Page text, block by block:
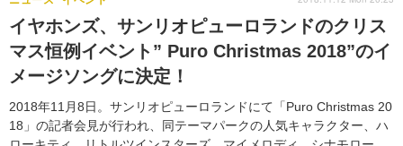
グッズ イベント
声優
舞台 新帝スタ
ラキりす
連載マンガ一覧
番組・動画
番組・動画一覧 ラジオ
動画
連載・ブログ
連載・ブログ一覧
編集部ブログ・お知らせ
イヤホンズ、サンリオピューロランドのクリス
マス恒例イベント” Puro Christmas 2018”のイ
メージソングに決定！
2018年11月8日。サンリオピューロランドにて「Puro Christmas 20
18」の記者会見が行われ、同テーマパークの人気キャラクター、ハ